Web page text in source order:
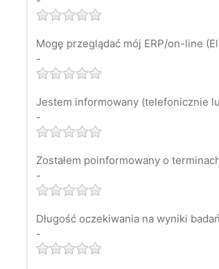
Mogę przeglądać mój ERP/on-line
-
Jestem informowany (telefonicznie
-
Zostałem poinformowany o
-
Długość oczekiwania na wyniki
-